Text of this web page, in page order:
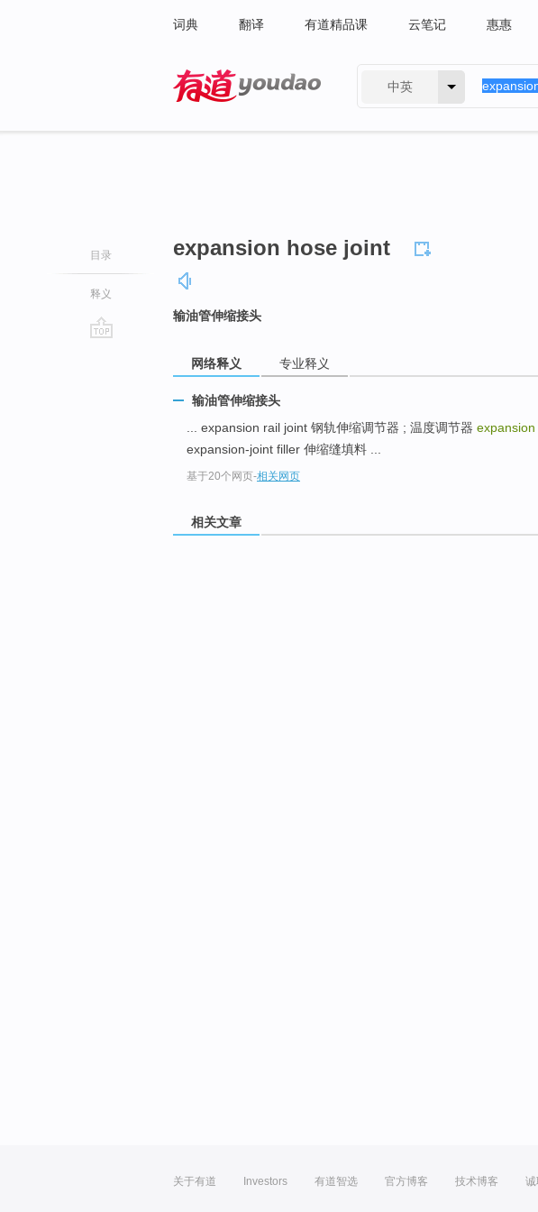
词典 翻译 有道精品课 云笔记 惠惠
中英
目录
释义
expansion hose joint
输油管伸缩接头
网络释义 专业释义
输油管伸缩接头
... expansion rail joint 钢轨伸缩调节器 ; 温度调节器
expansion-joint filler 伸缩缝填料 ...
基于20个网页-相关网页
相关文章
关于有道 Investors 有道智选 官方博客 技术博客